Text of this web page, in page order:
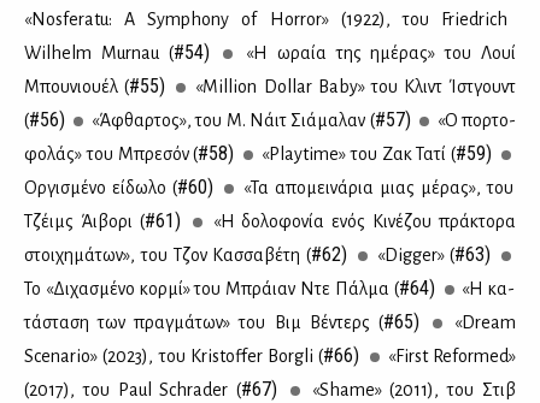
«Nosferatu: A Symphony of Horror» (1922), του Friedrich
Wilhelm Murnau (#54)
«Η ωραία της ημέ­ρας» του Λουί
Μπου­νιου­έλ (#55)
«Million Dollar Baby» του Κλιντ Ίστ­γουντ
(#56) «Άφθαρ­τος», του Μ. Νάιτ Σιά­μα­λαν (#57)
«Ο πορ­το­
φο­λάς» του Μπρε­σόν (#58) «Playtime» του Ζακ Τα­τί (#59)
Ορ­γι­σμέ­νο εί­δω­λο (#60)
«Τα απο­μει­νά­ρια μιας μέ­ρας», του
Τζέιμς Άι­βο­ρι (#61)
«Η δο­λο­φο­νία ενός Κι­νέ­ζου πρά­κτο­ρα
στοι­χη­μά­των», του Τζον Κασ­σα­βέ­τη (#62) «Digger» (#63)
Το «Δι­χα­σμέ­νο κορ­μί» του Μπράιαν Ντε Πάλ­μα (#64)
«Η κα­
τά­στα­ση των πραγ­μά­των» του Βιμ Βέ­ντερς (#65)
«Dream
Scenario» (2023), του Kristoffer Borgli (#66)
«First Reformed»
(2017), του Paul Schrader (#67)
«Shame» (2011), του Στιβ